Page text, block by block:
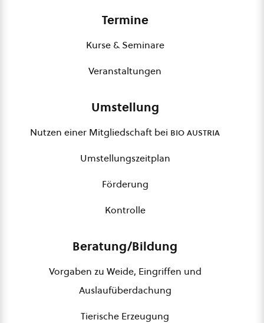
Termine
Kurse & Seminare
Veranstaltungen
Umstellung
Nutzen einer Mitgliedschaft bei bio austria
Umstellungszeitplan
Förderung
Kontrolle
Beratung/Bildung
Vorgaben zu Weide, Eingriffen und
Auslaufüberdachung
Tierische Erzeugung